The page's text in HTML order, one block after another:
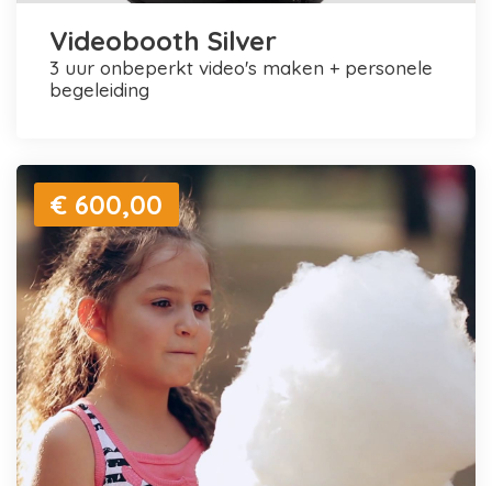
Videobooth Silver
3 uur onbeperkt video's maken + personele
begeleiding
€ 600,00